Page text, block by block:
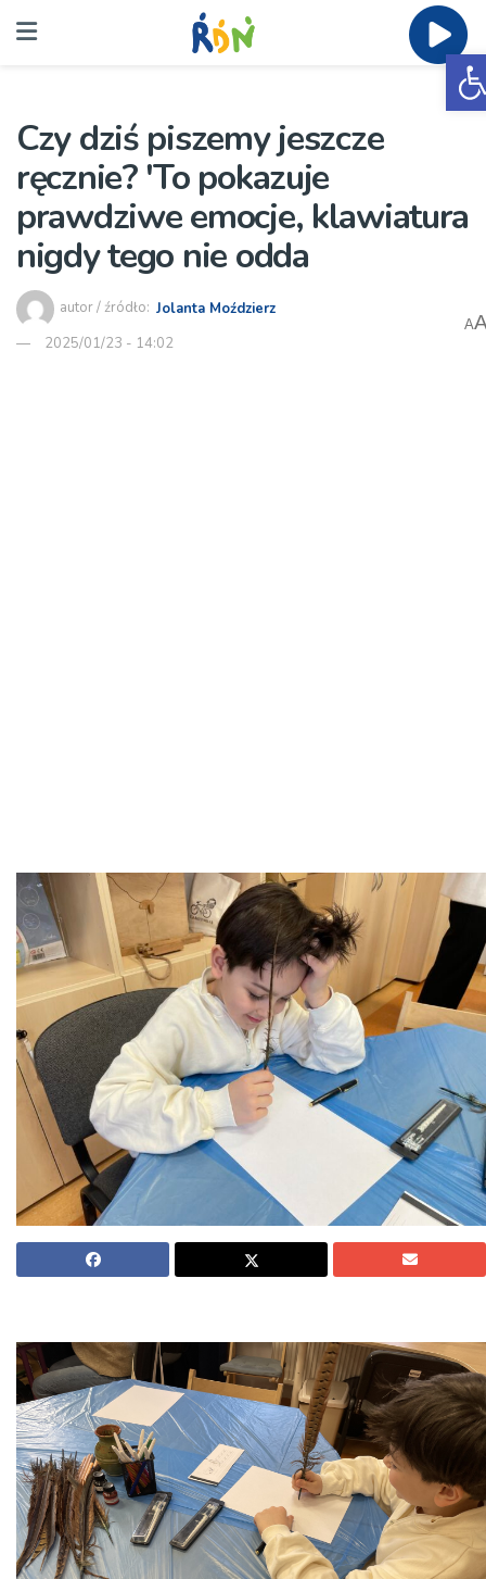
Czy dziś piszemy jeszcze
ręcznie? 'To pokazuje
prawdziwe emocje, klawiatura
nigdy tego nie odda
autor / źródło: Jolanta Moździerz
2025/01/23 - 14:02
A